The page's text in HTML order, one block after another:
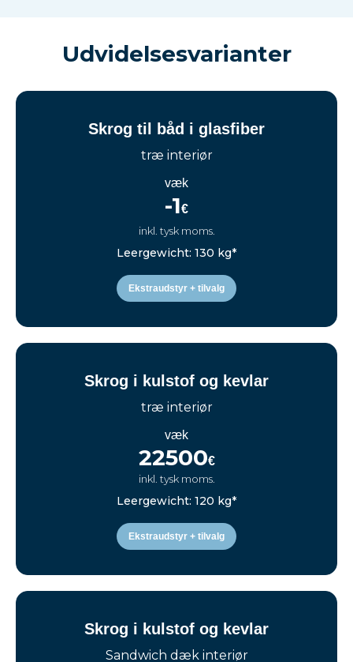
Udvidelsesvarianter
Skrog til båd i glasfiber
træ interiør
væk
-1€
inkl. tysk moms.
Leergewicht: 130 kg*
Ekstraudstyr + tilvalg
Skrog i kulstof og kevlar
træ interiør
væk
22500€
inkl. tysk moms.
Leergewicht: 120 kg*
Ekstraudstyr + tilvalg
Skrog i kulstof og kevlar
Sandwich dæk interiør